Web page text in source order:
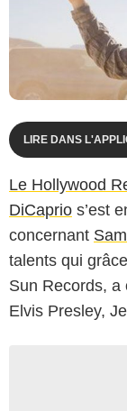
LIRE DANS
Le Hollywood
DiCaprio s’est
concernant
talents qui
Sun Records, a
Elvis Presley,